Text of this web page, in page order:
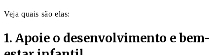
Veja quais são elas:
1. Apoie o desenvolvimento e bem-